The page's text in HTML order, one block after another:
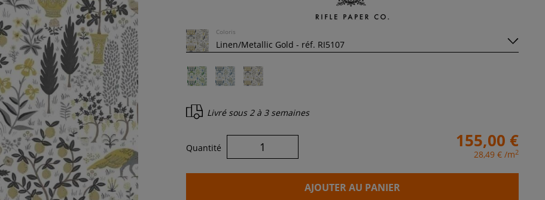
Coloris
Livré sous 2 à 3 semaines
Quantité 155,00 €
28,49 € /m2
AJOUTER AU PANIER